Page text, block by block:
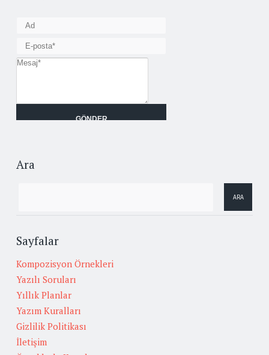
Ara
Sayfalar
Kompozisyon Örnekleri
Yazılı Soruları
Yıllık Planlar
Yazım Kuralları
Gizlilik Politikası
İletişim